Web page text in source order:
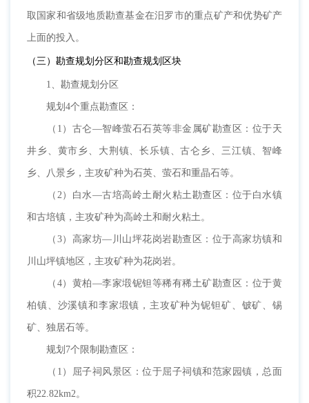
取国家和省级地质勘查基金在汨罗市的重点矿产和优势矿产
上面的投入。
（三）勘查规划分区和勘查规划区块
1、勘查规划分区
规划4个重点勘查区：
（1）古仑—智峰萤石石英等非金属矿勘查区：位于天
井乡、黄市乡、大荆镇、长乐镇、古仑乡、三江镇、智峰
乡、八景乡，主攻矿种为石英、萤石和重晶石等。
（2）白水—古培高岭土耐火粘土勘查区：位于白水镇
和古培镇，主攻矿种为高岭土和耐火粘土。
（3）高家坊—川山坪花岗岩勘查区：位于高家坊镇和
川山坪镇地区，主攻矿种为花岗岩。
（4）黄柏—李家塅铌钽等稀有稀土矿勘查区：位于黄
柏镇、沙溪镇和李家塅镇，主攻矿种为铌钽矿、铍矿、锡
矿、独居石等。
规划7个限制勘查区：
（1）屈子祠风景区：位于屈子祠镇和范家园镇，总面
积22.82km2。